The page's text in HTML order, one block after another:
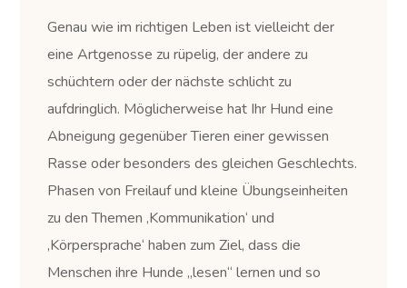
Genau wie im richtigen Leben ist vielleicht der
eine Artgenosse zu rüpelig, der andere zu
schüchtern oder der nächste schlicht zu
aufdringlich. Möglicherweise hat Ihr Hund eine
Abneigung gegenüber Tieren einer gewissen
Rasse oder besonders des gleichen Geschlechts.
Phasen von Freilauf und kleine Übungseinheiten
zu den Themen ‚Kommunikation‘ und
‚Körpersprache‘ haben zum Ziel, dass die
Menschen ihre Hunde „lesen“ lernen und so